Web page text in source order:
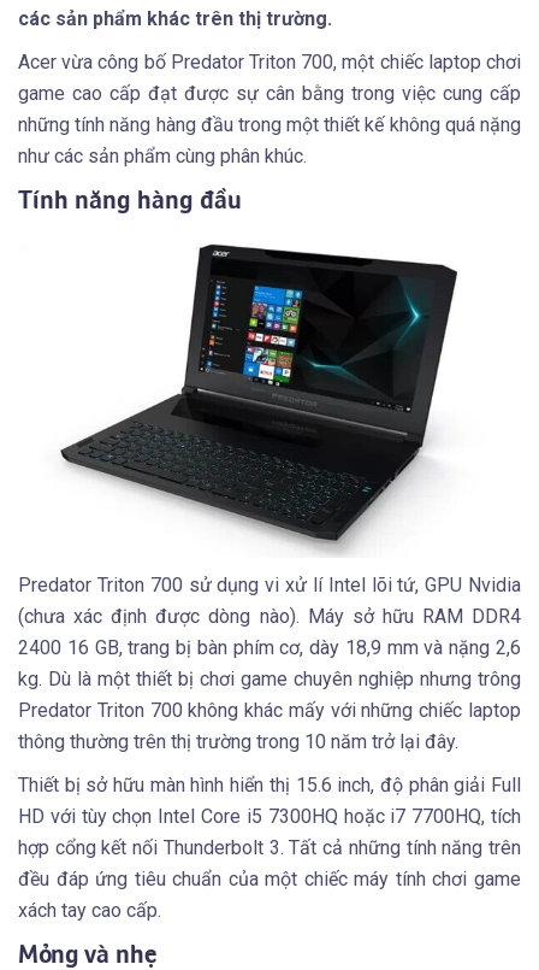
các sản phẩm khác trên thị trường.
Acer vừa công bố Predator Triton 700, một chiếc laptop chơi
game cao cấp đạt được sự cân bằng trong việc cung cấp
những tính năng hàng đầu trong một thiết kế không quá nặng
như các sản phẩm cùng phân khúc.
Tính năng hàng đầu
Predator Triton 700 sử dụng vi xử lí Intel lõi tứ, GPU Nvidia
(chưa xác định được dòng nào). Máy sở hữu RAM DDR4
2400 16 GB, trang bị bàn phím cơ, dày 18,9 mm và nặng 2,6
kg. Dù là một thiết bị chơi game chuyên nghiệp nhưng trông
Predator Triton 700 không khác mấy với những chiếc laptop
thông thường trên thị trường trong 10 năm trở lại đây.
Thiết bị sở hữu màn hình hiển thị 15.6 inch, độ phân giải Full
HD với tùy chọn Intel Core i5 7300HQ hoặc i7 7700HQ, tích
hợp cổng kết nối Thunderbolt 3. Tất cả những tính năng trên
đều đáp ứng tiêu chuẩn của một chiếc máy tính chơi game
xách tay cao cấp.
Mỏng và nhẹ